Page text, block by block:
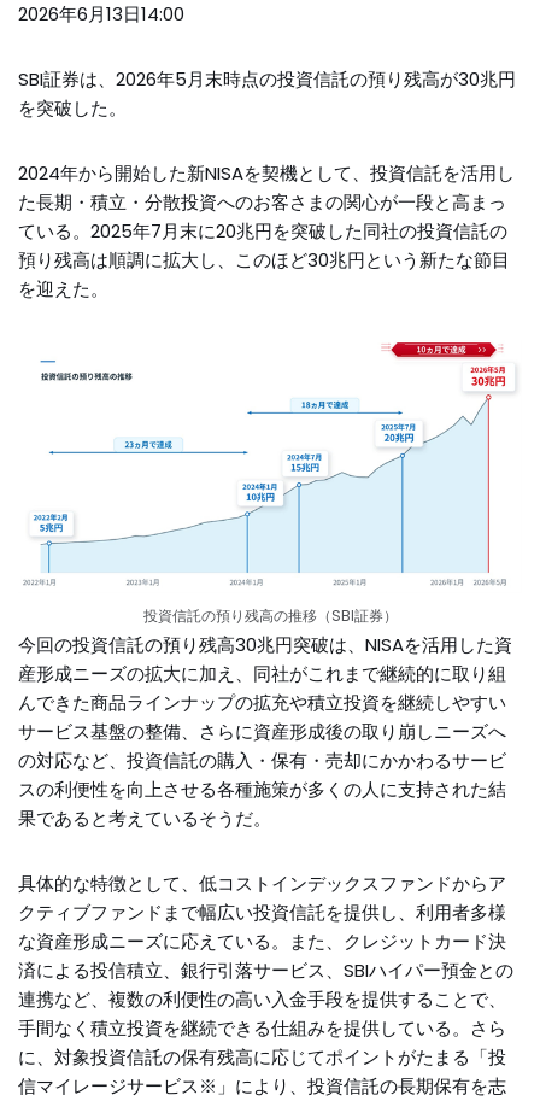
2026年6月13日14:00
SBI証券は、2026年5月末時点の投資信託の預り残高が30兆円
を突破した。
2024年から開始した新NISAを契機として、投資信託を活用し
た長期・積立・分散投資へのお客さまの関心が一段と高まっ
ている。2025年7月末に20兆円を突破した同社の投資信託の
預り残高は順調に拡大し、このほど30兆円という新たな節目
を迎えた。
投資信託の預り残高の推移（SBI証券）
今回の投資信託の預り残高30兆円突破は、NISAを活用した資
産形成ニーズの拡大に加え、同社がこれまで継続的に取り組
んできた商品ラインナップの拡充や積立投資を継続しやすい
サービス基盤の整備、さらに資産形成後の取り崩しニーズへ
の対応など、投資信託の購入・保有・売却にかかわるサービ
スの利便性を向上させる各種施策が多くの人に支持された結
果であると考えているそうだ。
具体的な特徴として、低コストインデックスファンドからア
クティブファンドまで幅広い投資信託を提供し、利用者多様
な資産形成ニーズに応えている。また、クレジットカード決
済による投信積立、銀行引落サービス、SBIハイパー預金との
連携など、複数の利便性の高い入金手段を提供することで、
手間なく積立投資を継続できる仕組みを提供している。さら
に、対象投資信託の保有残高に応じてポイントがたまる「投
信マイレージサービス※」により、投資信託の長期保有を志